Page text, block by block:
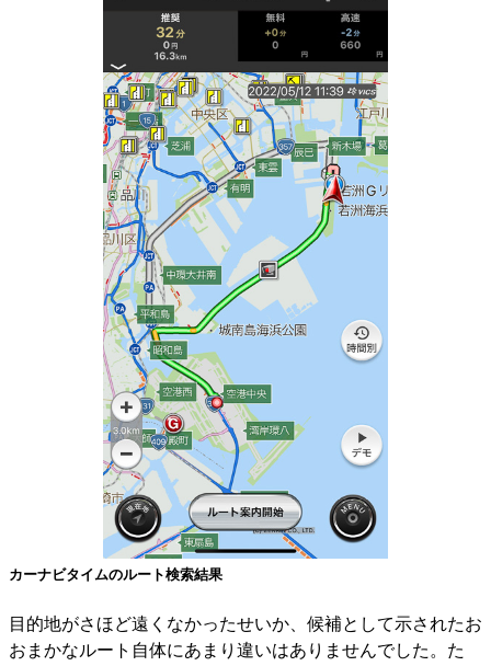
カーナビタイムのルート検索結果
目的地がさほど遠くなかったせいか、候補として示されたお
おまかなルート自体にあまり違いはありませんでした。た